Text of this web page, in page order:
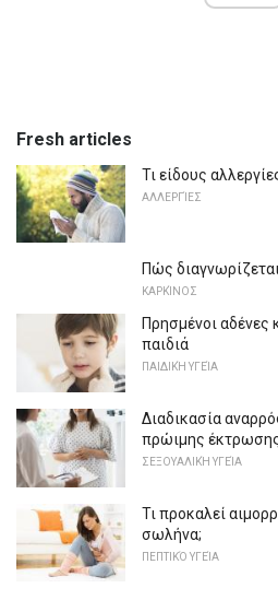
Fresh articles
Τι είδους
ΑΛΛΕΡΓΊΕΣ
Πώς
ΚΑΡΚΊΝΟΣ
Πρησμένοι αδένες
παιδιά
ΠΑΙΔΙΚΉ ΥΓΕΊΑ
Διαδικασία
πρώιμης
ΣΕΞΟΥΑΛΙΚΉ ΥΓΕΊΑ
Τι προκαλεί
σωλήνα;
ΠΕΠΤΙΚΌ ΥΓΕΊΑ